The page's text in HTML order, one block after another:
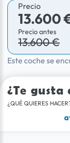
Precio
13.600
Precio antes
13.600 €
Este coche se
¿Te gusta
¿QUÉ QUIERES